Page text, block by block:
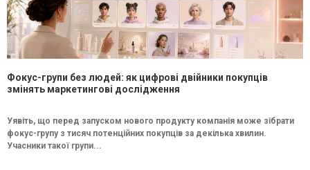
Фокус-групи без людей: як цифрові двійники покупців
змінять маркетингові дослідження
Уявіть, що перед запуском нового продукту компанія може зібрати
фокус-групу з тисяч потенційних покупців за декілька хвилин.
Учасники такої групи...